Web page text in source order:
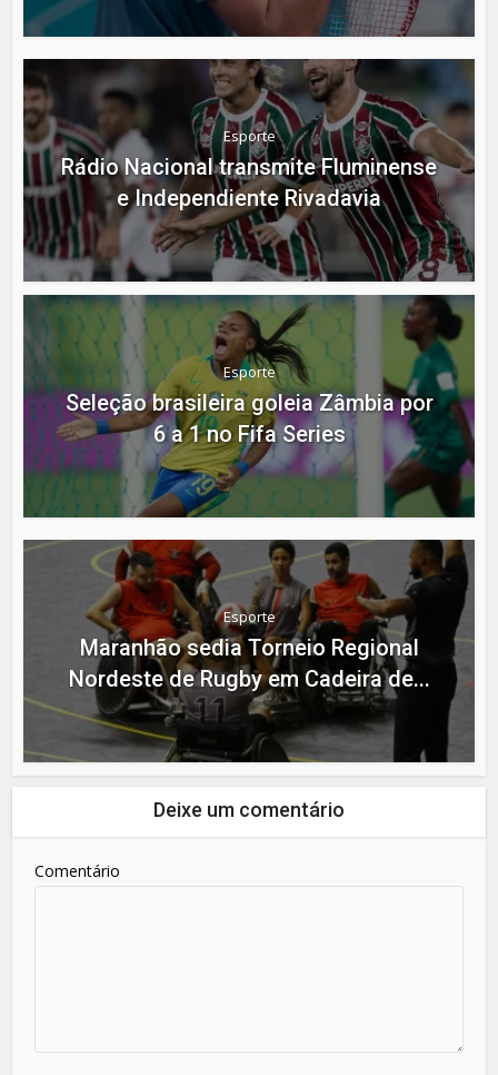
Esporte
Rádio Nacional transmite Fluminense
e Independiente Rivadavia
Esporte
Seleção brasileira goleia Zâmbia por
6 a 1 no Fifa Series
Esporte
Maranhão sedia Torneio Regional
Nordeste de Rugby em Cadeira de...
Deixe um comentário
Comentário